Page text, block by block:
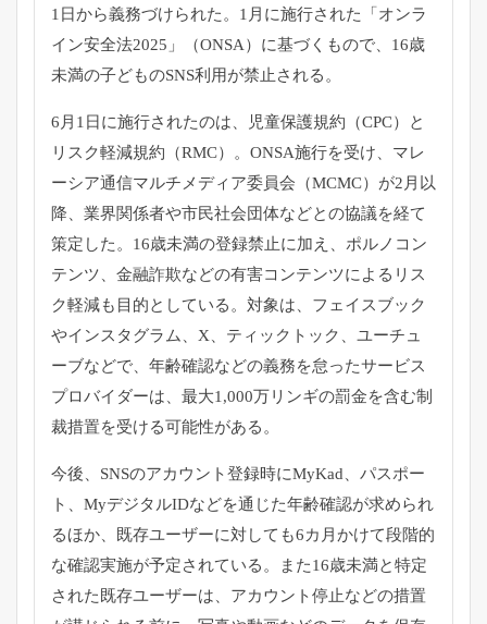
1日から義務づけられた。 1月に施行された「オンラ
イン安全法2025」（ONSA） に基づくもので、16歳
未満の子どものSNS利用が禁止される。
6月1日に施行されたのは、児童保護規約（CPC）
と
リスク軽減規約（RMC）。ONSA施行を受け、 マレ
ーシア通信マルチメディア委員会（MCMC）が2月以
降、 業界関係者や市民社会団体などとの協議を経て
策定した。 16歳未満の登録禁止に加え、ポルノコン
テンツ、 金融詐欺などの有害コンテンツによるリス
ク軽減も目的としている。対象は、フェイスブック
やインスタグラム、X、 ティックトック、ユーチュ
ーブなどで、 年齢確認などの義務を怠ったサービス
プロバイダーは、最大1,000万リンギの罰金を含む制
裁措置を受ける可能性がある。
今後、SNSのアカウント登録時にMyKad、パスポー
ト、 MyデジタルIDなどを通じた年齢確認が求められ
るほか、
既存ユーザーに対しても6カ月かけて段階的
な確認実施が予定されている。また16歳未満と特定
された既存ユーザーは、 アカウント停止などの措置